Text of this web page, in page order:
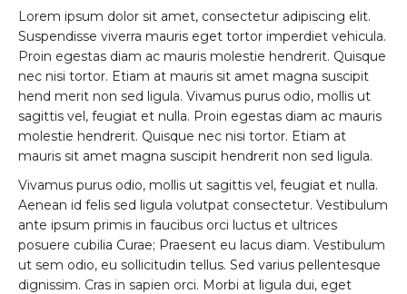
Lorem ipsum dolor sit amet, consectetur adipiscing elit.
Suspendisse viverra mauris eget tortor imperdiet vehicula.
Proin egestas diam ac mauris molestie hendrerit. Quisque
nec nisi tortor. Etiam at mauris sit amet magna suscipit
hend merit non sed ligula. Vivamus purus odio, mollis ut
sagittis vel, feugiat et nulla. Proin egestas diam ac mauris
molestie hendrerit. Quisque nec nisi tortor. Etiam at
mauris sit amet magna suscipit hendrerit non sed ligula.
Vivamus purus odio, mollis ut sagittis vel, feugiat et nulla.
Aenean id felis sed ligula volutpat consectetur. Vestibulum
ante ipsum primis in faucibus orci luctus et ultrices
posuere cubilia Curae; Praesent eu lacus diam. Vestibulum
ut sem odio, eu sollicitudin tellus. Sed varius pellentesque
dignissim. Cras in sapien orci. Morbi at ligula dui, eget